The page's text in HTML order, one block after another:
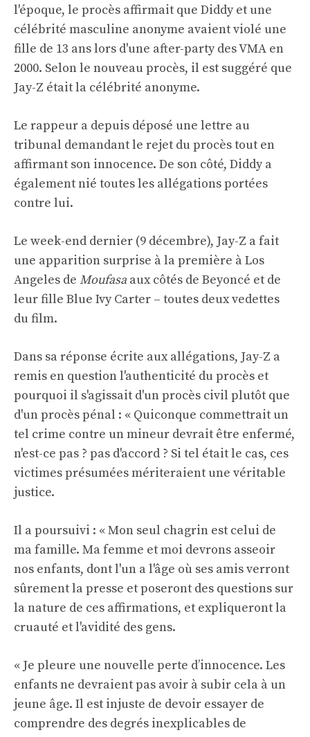
l'époque, le procès affirmait que Diddy et une
célébrité masculine anonyme avaient violé une
fille de 13 ans lors d'une after-party des VMA en
2000. Selon le nouveau procès, il est suggéré que
Jay-Z était la célébrité anonyme.
Le rappeur a depuis déposé une lettre au
tribunal demandant le rejet du procès tout en
affirmant son innocence. De son côté, Diddy a
également nié toutes les allégations portées
contre lui.
Le week-end dernier (9 décembre), Jay-Z a fait
une apparition surprise à la première à Los
Angeles de Moufasa aux côtés de Beyoncé et de
leur fille Blue Ivy Carter – toutes deux vedettes
du film.
Dans sa réponse écrite aux allégations, Jay-Z a
remis en question l'authenticité du procès et
pourquoi il s'agissait d'un procès civil plutôt que
d'un procès pénal : « Quiconque commettrait un
tel crime contre un mineur devrait être enfermé,
n'est-ce pas ? pas d'accord ? Si tel était le cas, ces
victimes présumées mériteraient une véritable
justice.
Il a poursuivi : « Mon seul chagrin est celui de
ma famille. Ma femme et moi devrons asseoir
nos enfants, dont l'un a l'âge où ses amis verront
sûrement la presse et poseront des questions sur
la nature de ces affirmations, et expliqueront la
cruauté et l'avidité des gens.
« Je pleure une nouvelle perte d’innocence. Les
enfants ne devraient pas avoir à subir cela à un
jeune âge. Il est injuste de devoir essayer de
comprendre des degrés inexplicables de